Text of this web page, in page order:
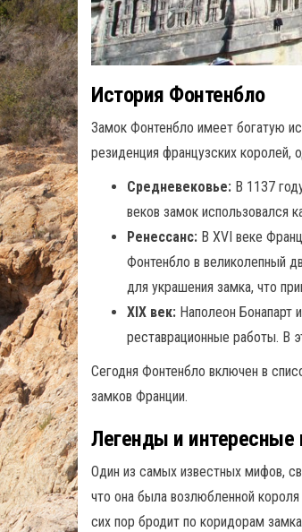
История Фонтенбло
Замок Фонтенбло имеет богатую
резиденция французских королей,
Средневековье: В 1137
веков замок использовался
Ренессанс: В XVI веке
Фонтенбло в великолепный
для украшения замка, что
XIX век: Наполеон Бонапарт
реставрационные работы. В
Сегодня Фонтенбло включен в
замков Франции.
Легенды и интересные
Один из самых известных мифов,
что она была возлюбленной
сих пор бродит по коридорам